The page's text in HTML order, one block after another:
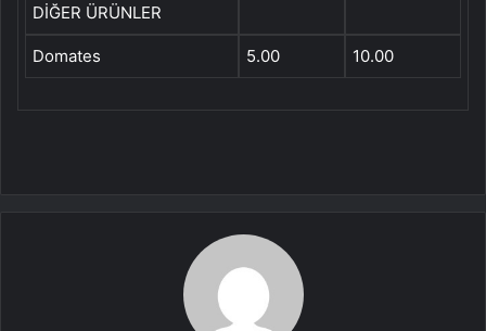
DİĞER ÜRÜNLER
Domates 5.00 10.00